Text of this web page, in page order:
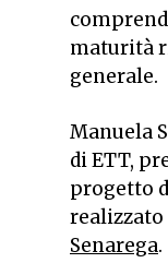
maturità
generale.
Manuela
di ETT,
progetto
realizzato
Senarega.